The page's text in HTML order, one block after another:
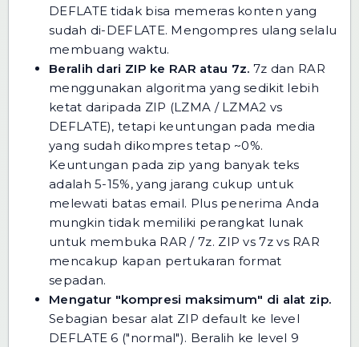
DEFLATE tidak bisa memeras konten yang
sudah di-DEFLATE. Mengompres ulang selalu
membuang waktu.
Beralih dari ZIP ke RAR atau 7z. 7z dan RAR
menggunakan algoritma yang sedikit lebih
ketat daripada ZIP (LZMA / LZMA2 vs
DEFLATE), tetapi keuntungan pada media
yang sudah dikompres tetap ~0%.
Keuntungan pada zip yang banyak teks
adalah 5-15%, yang jarang cukup untuk
melewati batas email. Plus penerima Anda
mungkin tidak memiliki perangkat lunak
untuk membuka RAR / 7z. ZIP vs 7z vs RAR
mencakup kapan pertukaran format
sepadan.
Mengatur "kompresi maksimum" di alat zip.
Sebagian besar alat ZIP default ke level
DEFLATE 6 ("normal"). Beralih ke level 9